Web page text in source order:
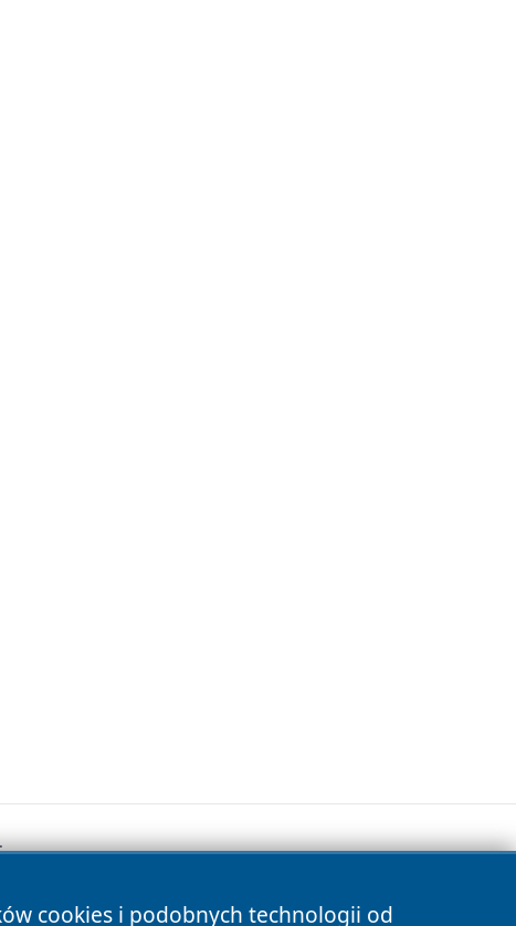
cookies i podobnych technologii od